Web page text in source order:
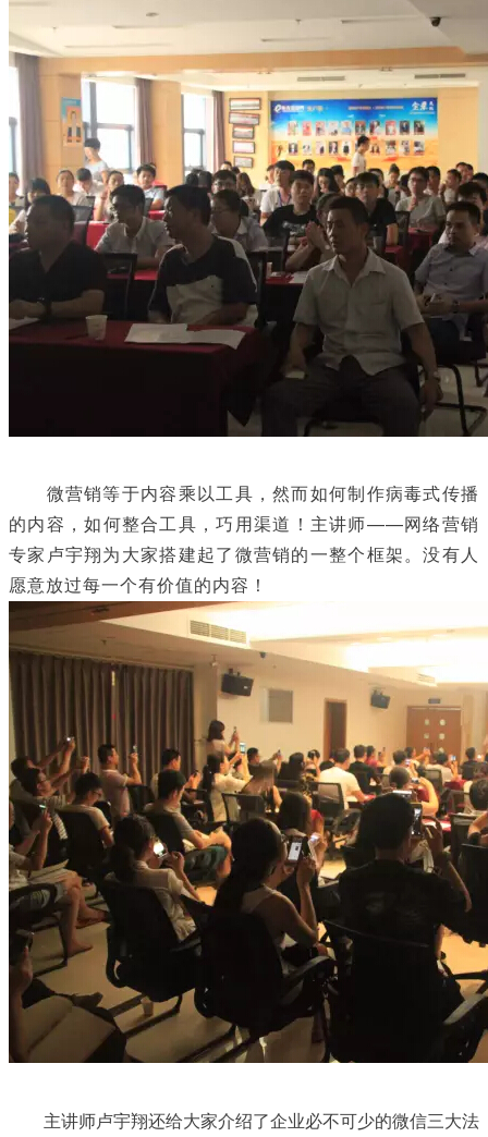
微营销等于内容乘以工具，然而如何制作病毒式传播
的内容，如何整合工具，巧用渠道！主讲师——网络营销
专家卢宇翔为大家搭建起了微营销的一整个框架。没有人
愿意放过每一个有价值的内容！
主讲师卢宇翔还给大家介绍了企业必不可少的微信三大法